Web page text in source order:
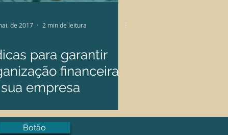
de 2017 2 min de leitura
para garantir
financeira
empresa
Botão